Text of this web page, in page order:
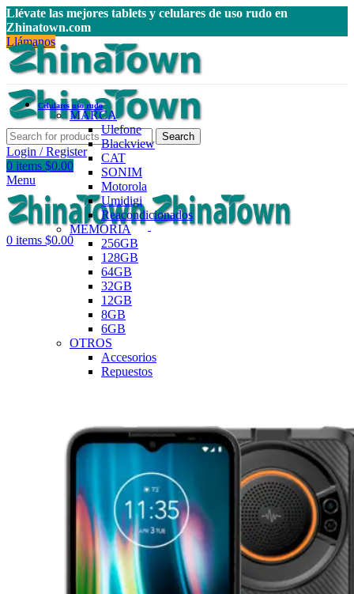
Llévate las mejores tablets y celulares de uso rudo en
Zhinatown.com
Llámanos
Search
Login / Register
0 items $0.00
Menu
0 items $0.00
Celulares uso rudo
MARCA
Ulefone
Blackview
CAT
SONIM
Motorola
Umidigi
Reacondicionados
MEMORIA
256GB
128GB
64GB
32GB
12GB
8GB
6GB
OTROS
Accesorios
Repuestos